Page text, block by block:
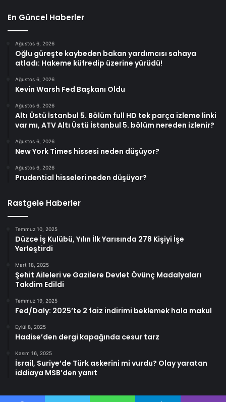
En Güncel Haberler
Ağustos 6, 2026
Oğlu güreşte kaybeden bakan yardımcısı sahaya
atladı: Hakeme küfredip üzerine yürüdü!
Ağustos 6, 2026
Kevin Warsh Fed Başkanı Oldu
Ağustos 6, 2026
Altı Üstü İstanbul 5. Bölüm full HD tek parça izleme linki
var mı, ATV Altı Üstü İstanbul 5. bölüm nereden izlenir?
Ağustos 6, 2026
New York Times hissesi neden düşüyor?
Ağustos 6, 2026
Prudential hisseleri neden düşüyor?
Rastgele Haberler
Temmuz 10, 2025
Düzce İş Kulübü, Yılın İlk Yarısında 278 Kişiyi İşe
Yerleştirdi
Mart 18, 2025
Şehit Aileleri ve Gazilere Devlet Övünç Madalyaları
Takdim Edildi
Temmuz 19, 2025
Fed/Daly: 2025’te 2 faiz indirimi beklemek hala makul
Eylül 8, 2025
Hadise’den dergi kapağında cesur tarz
Kasım 16, 2025
İsrail, Suriye’de Türk askerini mi vurdu? Olay yaratan
iddiaya MSB’den yanıt